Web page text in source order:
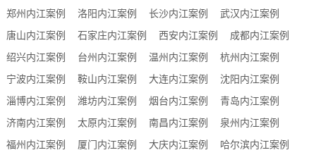
郑州内江案例
洛阳内江案例 长沙内江案例
武汉内江案例
唐山内江案例
石家庄内江案例 西安内江案例
成都内江案例
绍兴内江案例
台州内江案例 温州内江案例
杭州内江案例
宁波内江案例
鞍山内江案例 大连内江案例
沈阳内江案例
淄博内江案例
潍坊内江案例 烟台内江案例
青岛内江案例
济南内江案例
太原内江案例 南昌内江案例
泉州内江案例
福州内江案例
厦门内江案例 大庆内江案例 哈尔滨内江案例